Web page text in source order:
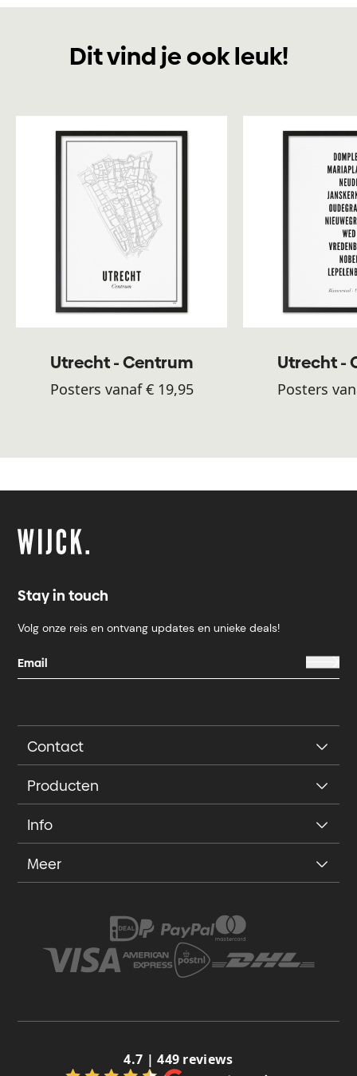
Dit vind je ook leuk!
Utrecht - Centrum
Posters vanaf € 19,95
Utrecht -
Posters
Stay in touch
Volg onze reis en ontvang updates en unieke deals!
Contact
Producten
Info
Meer
4.7 | 449 reviews